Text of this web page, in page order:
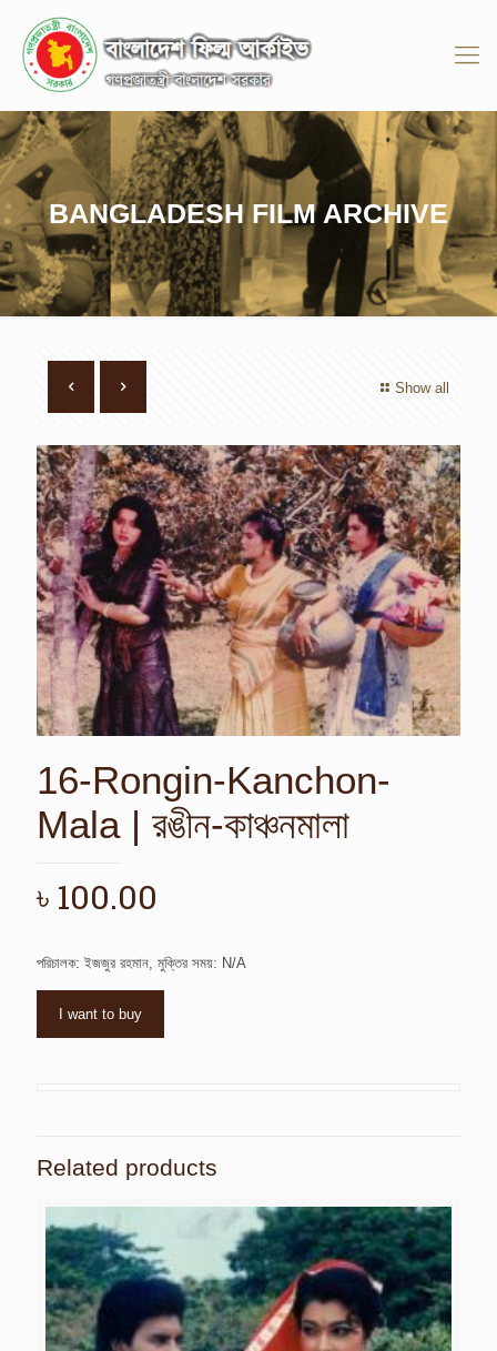
BANGLADESH FILM ARCHIVE
Show all
16-Rongin-Kanchon-
Mala | রঙীন-কাঞ্চনমালা
৳ 100.00
পরিচালক: ইজজুর রহমান, মুক্তির সময়: N/A
I want to buy
Related products